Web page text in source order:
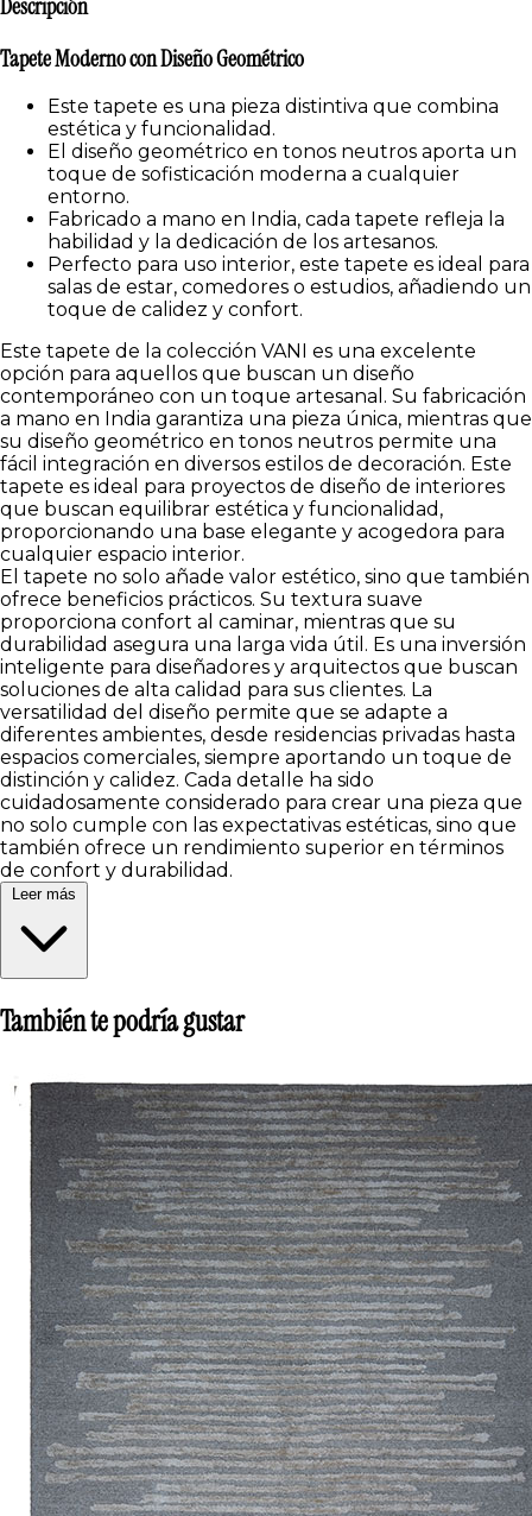
Descripción
Tapete Moderno con Diseño Geométrico
Este tapete es una pieza distintiva que combina
estética y funcionalidad.
El diseño geométrico en tonos neutros aporta un
toque de sofisticación moderna a cualquier
entorno.
Fabricado a mano en India, cada tapete refleja la
habilidad y la dedicación de los artesanos.
Perfecto para uso interior, este tapete es ideal para
salas de estar, comedores o estudios, añadiendo un
toque de calidez y confort.
Este tapete de la colección VANI es una excelente
opción para aquellos que buscan un diseño
contemporáneo con un toque artesanal. Su fabricación
a mano en India garantiza una pieza única, mientras que
su diseño geométrico en tonos neutros permite una
fácil integración en diversos estilos de decoración. Este
tapete es ideal para proyectos de diseño de interiores
que buscan equilibrar estética y funcionalidad,
proporcionando una base elegante y acogedora para
cualquier espacio interior.
El tapete no solo añade valor estético, sino que también
ofrece beneficios prácticos. Su textura suave
proporciona confort al caminar, mientras que su
durabilidad asegura una larga vida útil. Es una inversión
inteligente para diseñadores y arquitectos que buscan
soluciones de alta calidad para sus clientes. La
versatilidad del diseño permite que se adapte a
diferentes ambientes, desde residencias privadas hasta
espacios comerciales, siempre aportando un toque de
distinción y calidez. Cada detalle ha sido
cuidadosamente considerado para crear una pieza que
no solo cumple con las expectativas estéticas, sino que
también ofrece un rendimiento superior en términos
de confort y durabilidad.
Leer más
También te podría gustar